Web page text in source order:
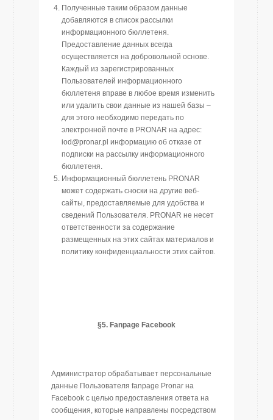
Полученные таким образом данные
добавляются в список рассылки
информационного бюллетеня.
Предоставление данных всегда
осуществляется на добровольной основе.
Каждый из зарегистрированных
Пользователей информационного
бюллетеня вправе в любое время изменить
или удалить свои данные из нашей базы –
для этого необходимо передать по
электронной почте в PRONAR на адрес:
iod@pronar.pl информацию об отказе от
подписки на рассылку информационного
бюллетеня.
Информационный бюллетень PRONAR
может содержать сноски на другие веб-
сайты, предоставляемые для удобства и
сведений Пользователя. PRONAR не несет
ответственности за содержание
размещенных на этих сайтах материалов и
политику конфиденциальности этих сайтов.
§5. Fanpage Facebook
Администратор обрабатывает персональные
данные Пользователя fanpage Pronar на
Facebook с целью предоставления ответа на
сообщения, которые направлены посредством